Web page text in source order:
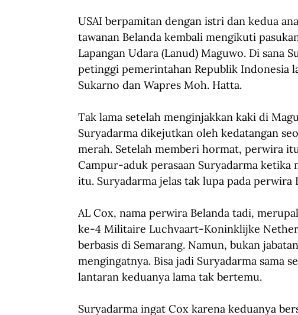
USAI berpamitan dengan istri dan kedua
tawanan Belanda kembali mengikuti
Lapangan Udara (Lanud) Maguwo. Di sana
petinggi pemerintahan Republik Indonesia
Sukarno dan Wapres Moh. Hatta.
Tak lama setelah menginjakkan kaki di
Suryadarma dikejutkan oleh kedatangan
merah. Setelah memberi hormat, perwira
Campur-aduk perasaan Suryadarma ketika
itu. Suryadarma jelas tak lupa pada perwira
AL Cox, nama perwira Belanda tadi,
ke-4 Militaire Luchvaart-Koninklijke
berbasis di Semarang. Namun, bukan
mengingatnya. Bisa jadi Suryadarma sama
lantaran keduanya lama tak bertemu.
Suryadarma ingat Cox karena keduanya